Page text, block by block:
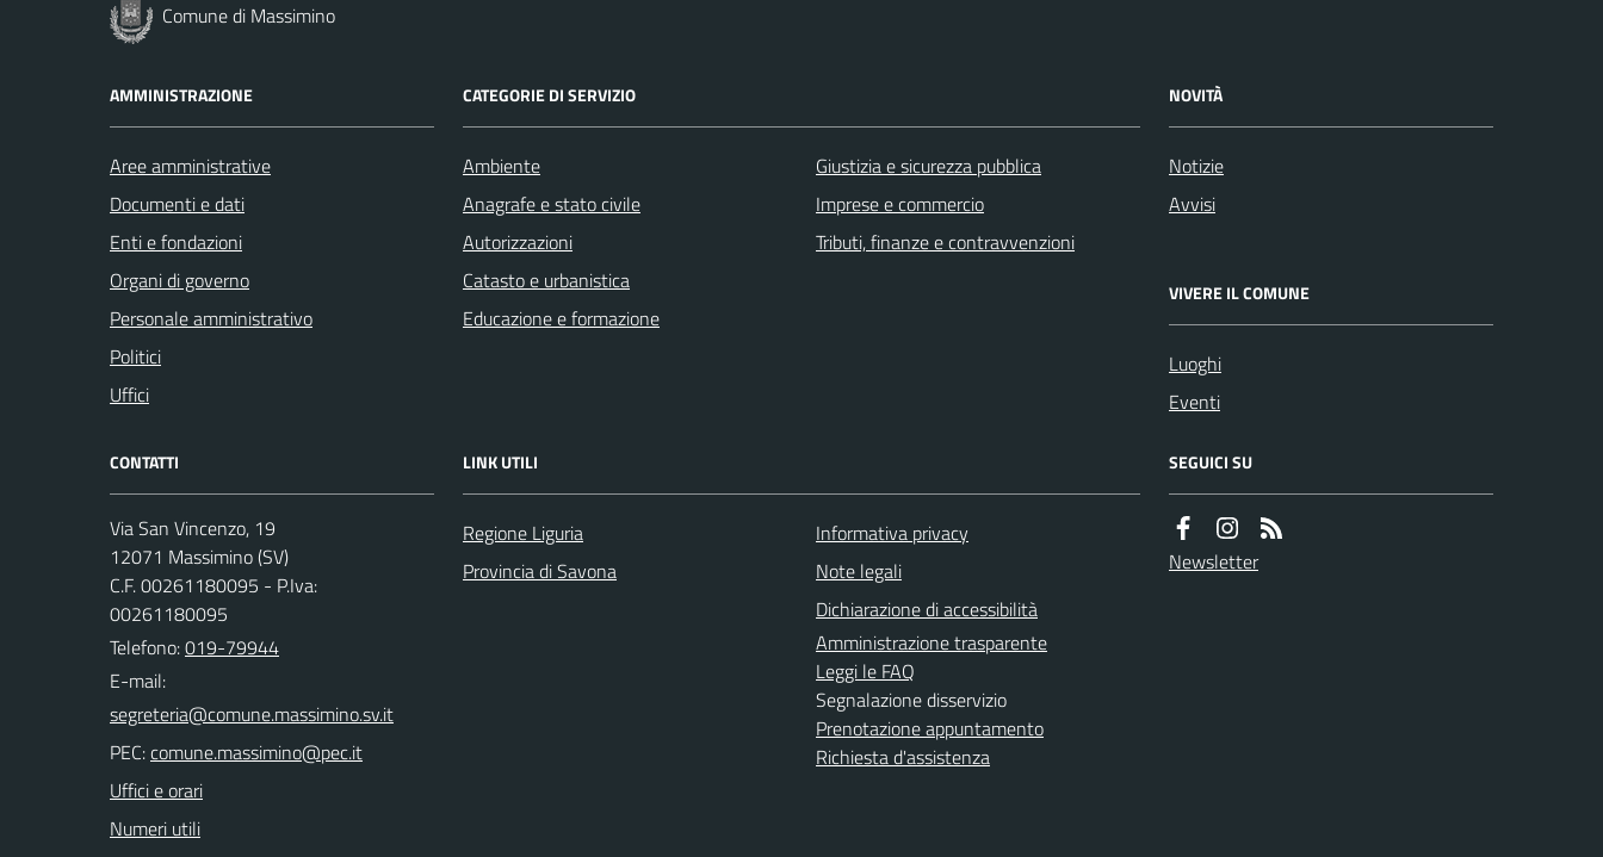
Comune di Massimino
AMMINISTRAZIONE
Aree amministrative
Documenti e dati
Enti e fondazioni
Organi di governo
Personale amministrativo
Politici
Uffici
CATEGORIE DI SERVIZIO
Ambiente
Anagrafe e stato civile
Autorizzazioni
Catasto e urbanistica
Educazione e formazione
Giustizia e sicurezza pubblica
Imprese e commercio
Tributi, finanze e contravvenzioni
NOVITÀ
Notizie
Avvisi
VIVERE IL COMUNE
Luoghi
Eventi
CONTATTI
Via San Vincenzo, 19
12071 Massimino (SV)
C.F. 00261180095 - P.Iva:
00261180095
Telefono:019-79944
E-mail:
PEC:
Uffici e orari
Numeri utili
LINK UTILI
Regione Liguria
Provincia di Savona
Informativa privacy
Note legali
Dichiarazione di accessibilità
Amministrazione trasparente
Leggi le FAQ
Segnalazione disservizio
Prenotazione appuntamento
Richiesta d'assistenza
SEGUICI SU
Newsletter